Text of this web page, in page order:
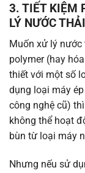
3. TIẾT KIỆM
LÝ NƯỚC
Muốn xử lý nước
polymer (hay
thiết với một số
dụng loại máy
công nghệ cũ)
không thể hoạt
bùn từ loại máy
Nhưng nếu sử